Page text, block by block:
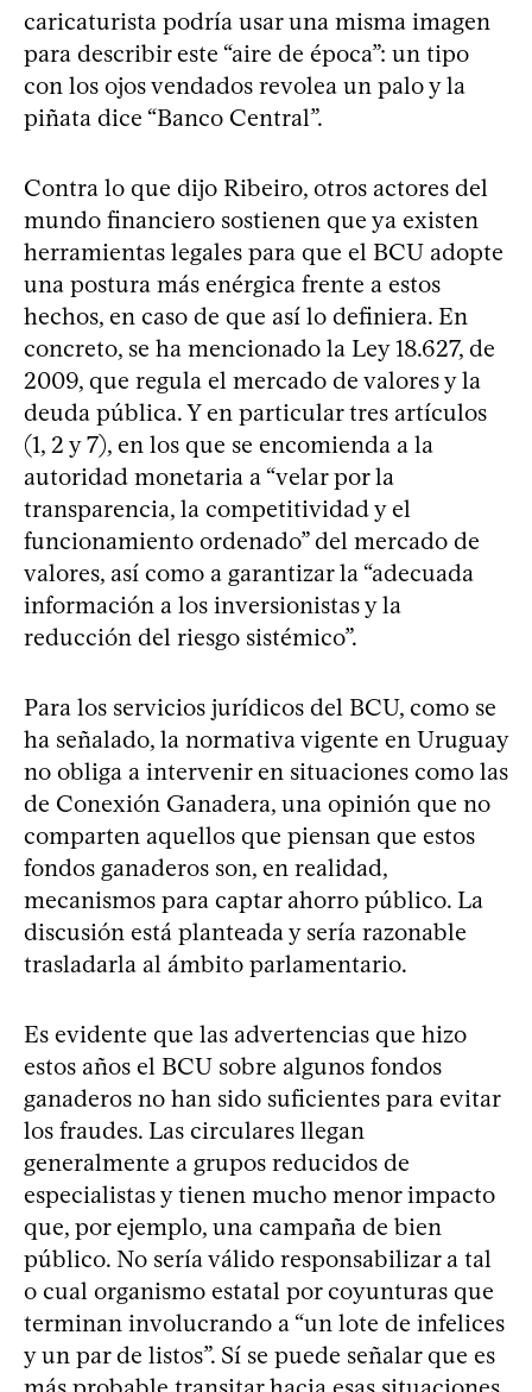
caricaturista podría usar una misma imagen
para describir este “aire de época”: un tipo
con los ojos vendados revolea un palo y la
piñata dice “Banco Central”.
Contra lo que dijo Ribeiro, otros actores del
mundo financiero sostienen que ya existen
herramientas legales para que el BCU adopte
una postura más enérgica frente a estos
hechos, en caso de que así lo definiera. En
concreto, se ha mencionado la Ley 18.627, de
2009, que regula el mercado de valores y la
deuda pública. Y en particular tres artículos
(1, 2 y 7), en los que se encomienda a la
autoridad monetaria a “velar por la
transparencia, la competitividad y el
funcionamiento ordenado” del mercado de
valores, así como a garantizar la “adecuada
información a los inversionistas y la
reducción del riesgo sistémico”.
Para los servicios jurídicos del BCU, como se
ha señalado, la normativa vigente en Uruguay
no obliga a intervenir en situaciones como las
de Conexión Ganadera, una opinión que no
comparten aquellos que piensan que estos
fondos ganaderos son, en realidad,
mecanismos para captar ahorro público. La
discusión está planteada y sería razonable
trasladarla al ámbito parlamentario.
Es evidente que las advertencias que hizo
estos años el BCU sobre algunos fondos
ganaderos no han sido suficientes para evitar
los fraudes. Las circulares llegan
generalmente a grupos reducidos de
especialistas y tienen mucho menor impacto
que, por ejemplo, una campaña de bien
público. No sería válido responsabilizar a tal
o cual organismo estatal por coyunturas que
terminan involucrando a “un lote de infelices
y un par de listos”. Sí se puede señalar que es